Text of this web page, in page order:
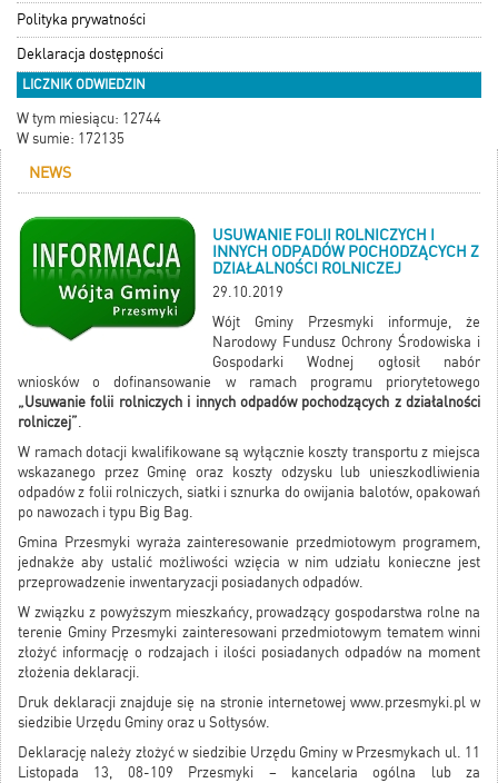
Polityka prywatności
Deklaracja dostępności
LICZNIK ODWIEDZIN
W tym miesiącu: 12744
W sumie: 172135
NEWS
USUWANIE FOLII ROLNICZYCH I
INNYCH ODPADÓW POCHODZĄCYCH Z
DZIAŁALNOŚCI ROLNICZEJ
29.10.2019
Wójt Gminy Przesmyki informuje, że
Narodowy Fundusz Ochrony Środowiska i
Gospodarki Wodnej ogłosił nabór
wniosków o dofinansowanie w ramach programu priorytetowego
„Usuwanie folii rolniczych i innych odpadów pochodzących z działalności
rolniczej”.
W ramach dotacji kwalifikowane są wyłącznie koszty transportu z miejsca
wskazanego przez Gminę oraz koszty odzysku lub unieszkodliwienia
odpadów z folii rolniczych, siatki i sznurka do owijania balotów, opakowań
po nawozach i typu Big Bag.
Gmina Przesmyki wyraża zainteresowanie przedmiotowym programem,
jednakże aby ustalić możliwości wzięcia w nim udziału konieczne jest
przeprowadzenie inwentaryzacji posiadanych odpadów.
W związku z powyższym mieszkańcy, prowadzący gospodarstwa rolne na
terenie Gminy Przesmyki zainteresowani przedmiotowym tematem winni
złożyć informację o rodzajach i ilości posiadanych odpadów na moment
złożenia deklaracji.
Druk deklaracji znajduje się na stronie internetowej www.przesmyki.pl w
siedzibie Urzędu Gminy oraz u Sołtysów.
Deklarację należy złożyć w siedzibie Urzędu Gminy w Przesmykach ul. 11
Listopada 13, 08-109 Przesmyki – kancelaria ogólna lub za